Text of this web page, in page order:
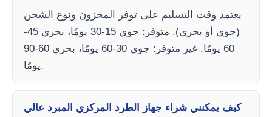
يعتمد وقت التسليم على توفر المخزون ونوع الشحن
(جوي أو بحري). متوفر: جوي 15-30 يومًا، بحري 45-
60 يومًا. غير متوفر: جوي 30-60 يومًا، بحري 60-90
يومًا.
كيف يمكنني شراء جهاز الطرد المركزي المبرد عالي